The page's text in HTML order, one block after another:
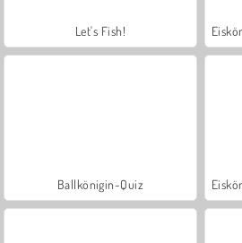
Let's Fish!
Ballkönigin-Quiz